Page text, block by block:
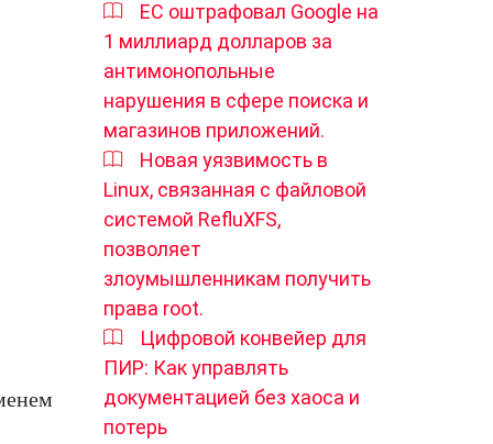
ЕС оштрафовал Google на
1 миллиард долларов за
антимонопольные
нарушения в сфере поиска и
магазинов приложений.
Новая уязвимость в
Linux, связанная с файловой
системой RefluXFS,
позволяет
злоумышленникам получить
права root.
Цифровой конвейер для
ПИР: Как управлять
документацией без хаоса и
потерь